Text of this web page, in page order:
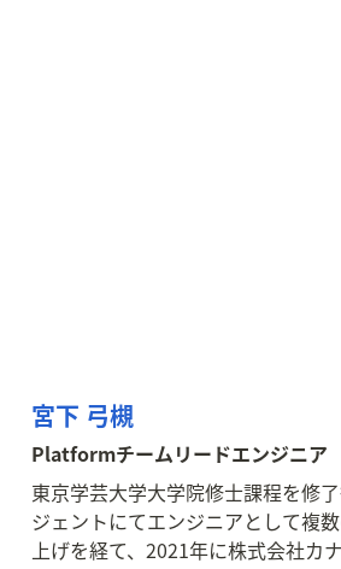
宮下 弓槻
Platformチームリードエンジニア
東京学芸大学大学院修士課程を修
ジェントにてエンジニアとして複
上げを経て、2021年に株式会社カ